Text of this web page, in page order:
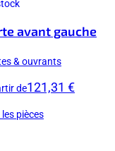
avant gauche
& ouvrants
de121,31 €
pièces